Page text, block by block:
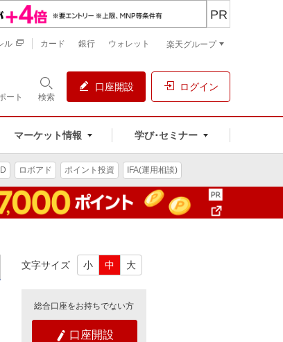
ート 検索
口座開設 ログイン
マーケット情報 学び･セミナー
PR
ル カード 銀行 ウォレット 楽天グループ
ロボアド ポイント投資 IFA(運用相談)
文字サイズ 小 中 大
総合口座をお持ちでない方
 口座開設